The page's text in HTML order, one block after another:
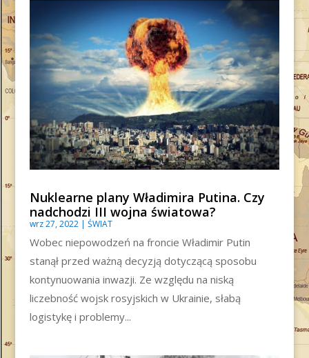
Nuklearne plany Władimira Putina. Czy
nadchodzi III wojna światowa?
wrz 27, 2022| ŚWIAT
Wobec niepowodzeń na froncie Władimir Putin
stanął przed ważną decyzją dotyczącą sposobu
kontynuowania inwazji. Ze względu na niską
liczebność wojsk rosyjskich w Ukrainie, słabą
logistykę i problemy...